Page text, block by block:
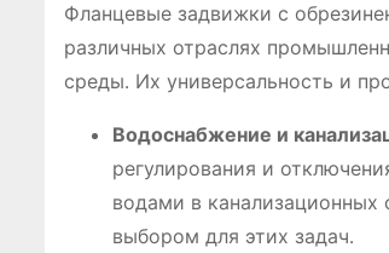
Фланцевые задвижки с
различных отраслях
среды․ Их универсальность и
Водоснабжение и
регулирования и
водами в канализационных
выбором для этих задач․